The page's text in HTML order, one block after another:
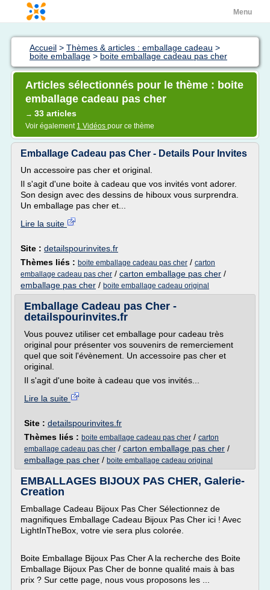
Menu
Accueil > Thèmes & articles : emballage cadeau >
boite emballage > boite emballage cadeau pas cher
Articles sélectionnés pour le thème : boite
emballage cadeau pas cher
→ 33 articles
Voir également 1 Vidéos pour ce thème
Emballage Cadeau pas Cher - Details Pour Invites
Un accessoire pas cher et original.
Il s'agit d'une boite à cadeau que vos invités vont adorer.
Son design avec des dessins de hiboux vous surprendra.
Un emballage pas cher et...
Lire la suite
Site : detailspourinvites.fr
Thèmes liés : boite emballage cadeau pas cher / carton
emballage cadeau pas cher / carton emballage pas cher /
emballage pas cher / boite emballage cadeau original
Emballage Cadeau pas Cher -
detailspourinvites.fr
Vous pouvez utiliser cet emballage pour cadeau très
original pour présenter vos souvenirs de remerciement
quel que soit l'évènement. Un accessoire pas cher et
original.
Il s'agit d'une boite à cadeau que vos invités...
Lire la suite
Site : detailspourinvites.fr
Thèmes liés : boite emballage cadeau pas cher / carton
emballage cadeau pas cher / carton emballage pas cher /
emballage pas cher / boite emballage cadeau original
EMBALLAGES BIJOUX PAS CHER, Galerie-
Creation
Emballage Cadeau Bijoux Pas Cher Sélectionnez de
magnifiques Emballage Cadeau Bijoux Pas Cher ici ! Avec
LightInTheBox, votre vie sera plus colorée.
Boite Emballage Bijoux Pas Cher A la recherche des Boite
Emballage Bijoux Pas Cher de bonne qualité mais à bas
prix ? Sur cette page, nous vous proposons les ...